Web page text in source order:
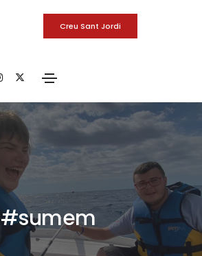
Creu Sant Jordi
#sumem